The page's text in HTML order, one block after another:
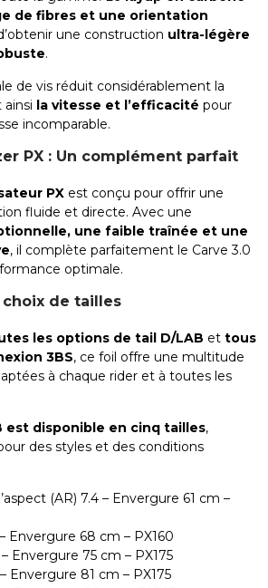
de fibres et une orientation
une construction ultra-légère
.
de vis réduit considérablement la
la vitesse et l’efficacité pour
incomparable.
PX : Un complément parfait
PX est conçu pour offrir une
fluide et directe. Avec une
une faible traînée et une
, il complète parfaitement le Carve 3.0
optimale.
de tailles
les options de tail D/LAB et tous
3BS, ce foil offre une multitude
à chaque rider et à toutes les
est disponible en cinq tailles,
des styles et des conditions
(AR) 7.4 – Envergure 61 cm –
Envergure 68 cm – PX160
Envergure 75 cm – PX175
Envergure 81 cm – PX175